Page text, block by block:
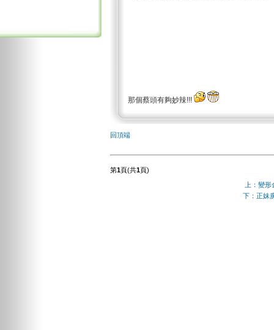
那個蔡頭有夠妙辣!!!
回頂端
第1頁(共1頁)
上：變
下：正妹